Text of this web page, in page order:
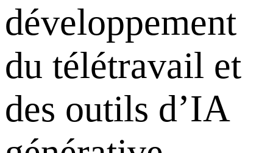
développement
du télétravail et
des outils d’IA